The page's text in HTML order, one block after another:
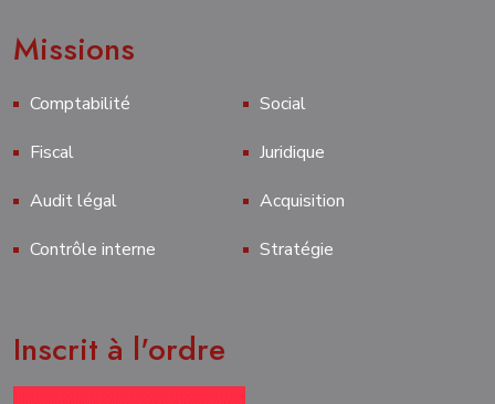
Missions
Comptabilité
Social
Fiscal
Juridique
Audit légal
Acquisition
Contrôle interne
Stratégie
Inscrit à l'ordre